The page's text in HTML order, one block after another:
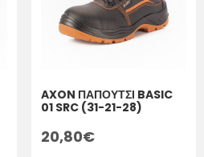
AXON ΠΑΠΟΥΤΣΙ BASIC
01 SRC (31-21-28)
20,80€